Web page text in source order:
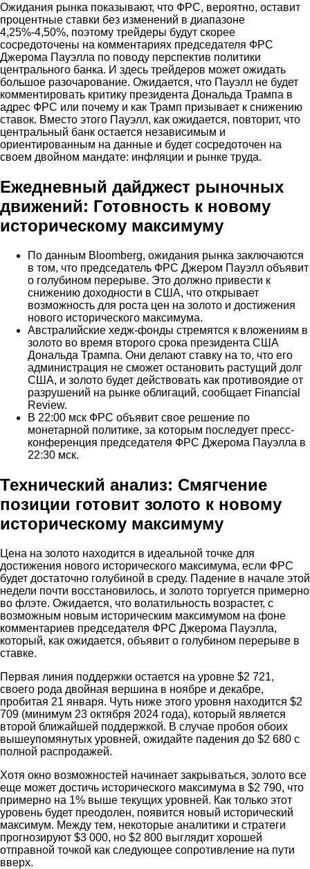
Ожидания рынка показывают, что ФРС, вероятно, оставит
процентные ставки без изменений в диапазоне
4,25%-4,50%, поэтому трейдеры будут скорее
сосредоточены на комментариях председателя ФРС
Джерома Пауэлла по поводу перспектив политики
центрального банка. И здесь трейдеров может ожидать
большое разочарование. Ожидается, что Пауэлл не будет
комментировать критику президента Дональда Трампа в
адрес ФРС или почему и как Трамп призывает к снижению
ставок. Вместо этого Пауэлл, как ожидается, повторит, что
центральный банк остается независимым и
ориентированным на данные и будет сосредоточен на
своем двойном мандате: инфляции и рынке труда.
Ежедневный дайджест рыночных
движений: Готовность к новому
историческому максимуму
По данным Bloomberg, ожидания рынка заключаются
в том, что председатель ФРС Джером Пауэлл объявит
о голубином перерыве. Это должно привести к
снижению доходности в США, что открывает
возможность для роста цен на золото и достижения
нового исторического максимума.
Австралийские хедж-фонды стремятся к вложениям в
золото во время второго срока президента США
Дональда Трампа. Они делают ставку на то, что его
администрация не сможет остановить растущий долг
США, и золото будет действовать как противоядие от
разрушений на рынке облигаций, сообщает Financial
Review.
В 22:00 мск ФРС объявит свое решение по
монетарной политике, за которым последует пресс-
конференция председателя ФРС Джерома Пауэлла в
22:30 мск.
Технический анализ: Смягчение
позиции готовит золото к новому
историческому максимуму
Цена на золото находится в идеальной точке для
достижения нового исторического максимума, если ФРС
будет достаточно голубиной в среду. Падение в начале этой
недели почти восстановилось, и золото торгуется примерно
во флэте. Ожидается, что волатильность возрастет, с
возможным новым историческим максимумом на фоне
комментариев председателя ФРС Джерома Пауэлла,
который, как ожидается, объявит о голубином перерыве в
ставке.
Первая линия поддержки остается на уровне $2 721,
своего рода двойная вершина в ноябре и декабре,
пробитая 21 января. Чуть ниже этого уровня находится $2
709 (минимум 23 октября 2024 года), который является
второй ближайшей поддержкой. В случае пробоя обоих
вышеупомянутых уровней, ожидайте падения до $2 680 с
полной распродажей.
Хотя окно возможностей начинает закрываться, золото все
еще может достичь исторического максимума в $2 790, что
примерно на 1% выше текущих уровней. Как только этот
уровень будет преодолен, появится новый исторический
максимум. Между тем, некоторые аналитики и стратеги
прогнозируют $3 000, но $2 800 выглядит хорошей
отправной точкой как следующее сопротивление на пути
вверх.